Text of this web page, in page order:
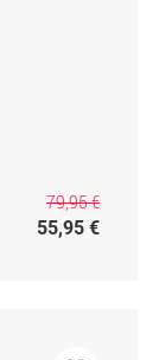
79,95 €
55,95 €